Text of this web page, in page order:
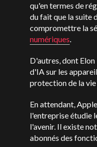
qu'en termes de
du fait que la suite
compromettre la
numériques.
D'autres, dont
d'IA sur les
protection de la
En attendant,
l'entreprise étudie
l'avenir. Il existe
abonnés des